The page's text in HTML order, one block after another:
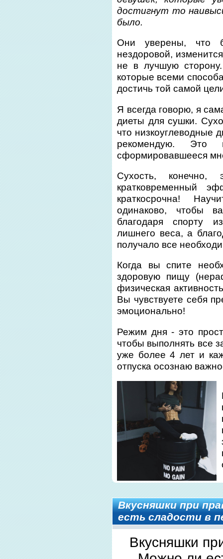
достигнут то
было.
Они уверены, что
нездоровой,
не в лучшую
которые всеми
достичь той самой
Я всегда говорю, я
диеты для сушки.
что низкоуглеводные
рекомендую.
сформировавшееся
Сухость,
кратковременный
краткосрочна!
одинаково, чтобы
благодаря спорту
лишнего веса, а
получало все
Когда вы спите
здоровую пищу
физическая
Вы чувствуете себя
эмоционально!
Режим дня - это
чтобы выполнять все
уже более 4 лет и
отпуска осознаю
Вкусняшки при
есть сладости в
Вкусняшки